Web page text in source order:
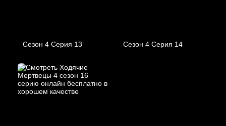
Сезон 4 Серия 13 Сезон 4 Серия 14